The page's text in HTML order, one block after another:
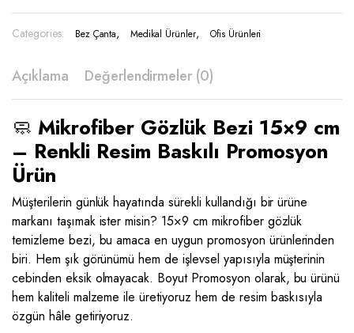
PV
3425
Categories: Bez Çanta, Medikal Ürünler, Ofis Ürünleri
Açıklama Değerlendirmeler (0)
🧼 Mikrofiber Gözlük Bezi 15×9 cm
– Renkli Resim Baskılı Promosyon
Ürün
Müşterilerin günlük hayatında sürekli kullandığı bir ürüne
markanı taşımak ister misin? 15×9 cm mikrofiber gözlük
temizleme bezi, bu amaca en uygun promosyon ürünlerinden
biri. Hem şık görünümü hem de işlevsel yapısıyla müşterinin
cebinden eksik olmayacak. Boyut Promosyon olarak, bu ürünü
hem kaliteli malzeme ile üretiyoruz hem de resim baskısıyla
özgün hâle getiriyoruz.